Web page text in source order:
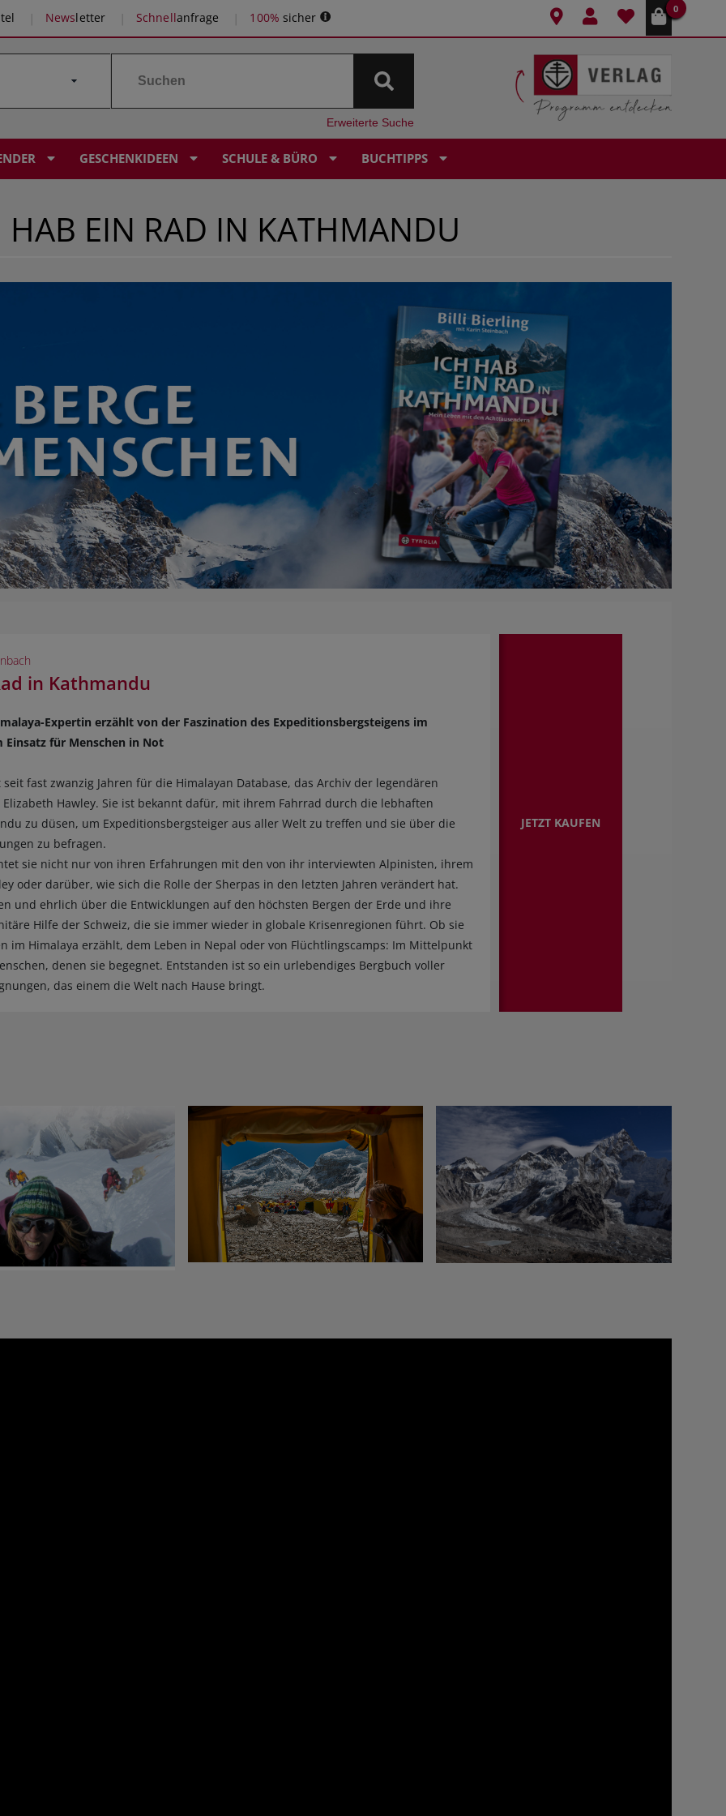
Newsletter Schnellanfrage 100% sicher
0
Erweiterte Suche
GESCHENKIDEEN SCHULE & BÜRO BUCHTIPPS
EIN RAD IN KATHMANDU
in Kathmandu
Expertin erzählt von der Faszination des Expeditionsbergsteigens im
für Menschen in Not
fast zwanzig Jahren für die Himalayan Database, das Archiv der legendären
Hawley. Sie ist bekannt dafür, mit ihrem Fahrrad durch die lebhaften
zu düsen, um Expeditionsbergsteiger aus aller Welt zu treffen und sie über die
zu befragen.
sie nicht nur von ihren Erfahrungen mit den von ihr interviewten Alpinisten, ihrem
oder darüber, wie sich die Rolle der Sherpas in den letzten Jahren verändert hat.
und ehrlich über die Entwicklungen auf den höchsten Bergen der Erde und ihre
Hilfe der Schweiz, die sie immer wieder in globale Krisenregionen führt. Ob sie
im Himalaya erzählt, dem Leben in Nepal oder von Flüchtlingscamps: Im Mittelpunkt
denen sie begegnet. Entstanden ist so ein urlebendiges Bergbuch voller
das einem die Welt nach Hause bringt.
JETZT KAUFEN